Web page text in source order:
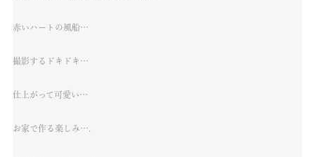
赤いハートの風船…
撮影するドキドキ…
仕上がって可愛い…
お家で作る楽しみ….